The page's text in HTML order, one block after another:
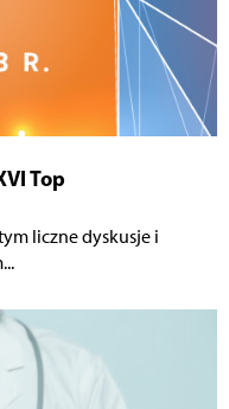
Top
liczne dyskusje i